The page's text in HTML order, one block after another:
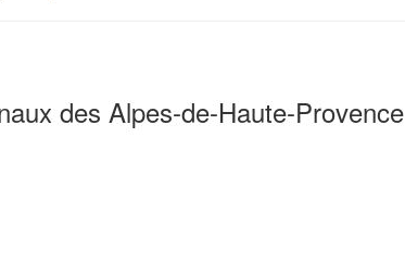
des Alpes-de-Haute-Provence